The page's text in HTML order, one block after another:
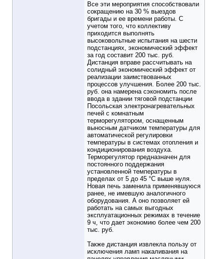
Все эти мероприятия способствовали
сокращению на 30 % выездов
бригады и ее времени работы. С
учетом того, что коллективу
приходится выполнять
высоковольтные испытания на шести
подстанциях, экономический эффект
за год составит 200 тыс. руб.
Дистанция вправе рассчитывать на
солидный экономический эффект от
реализации заимствованных
процессов улучшения. Более 200 тыс.
руб. она намерена сэкономить после
ввода в здании тяговой подстанции
Посольская электронагревательных
печей с комнатным
терморегулятором, оснащенным
выносным датчиком температуры для
автоматической регулировки
температуры в системах отопления и
кондиционирования воздуха.
Терморегулятор предназначен для
постоянного поддержания
установленной температуры в
пределах от 5 до 45 °C выше нуля.
Новая печь заменила применявшуюся
ранее, не имевшую аналогичного
оборудования. А оно позволяет ей
работать на самых выгодных
эксплуатационных режимах в течение
9 ч, что дает экономию более чем 200
тыс. руб.
Также дистанция извлекла пользу от
исключения ламп накаливания на